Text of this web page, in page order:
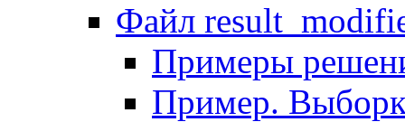
Файл
Примеры
Пример.